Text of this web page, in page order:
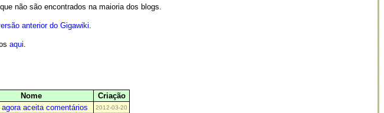
não são encontrados na maioria dos blogs.
anterior do Gigawiki.
aqui.
Nome
Criação
aceita comentários
2012-03-20